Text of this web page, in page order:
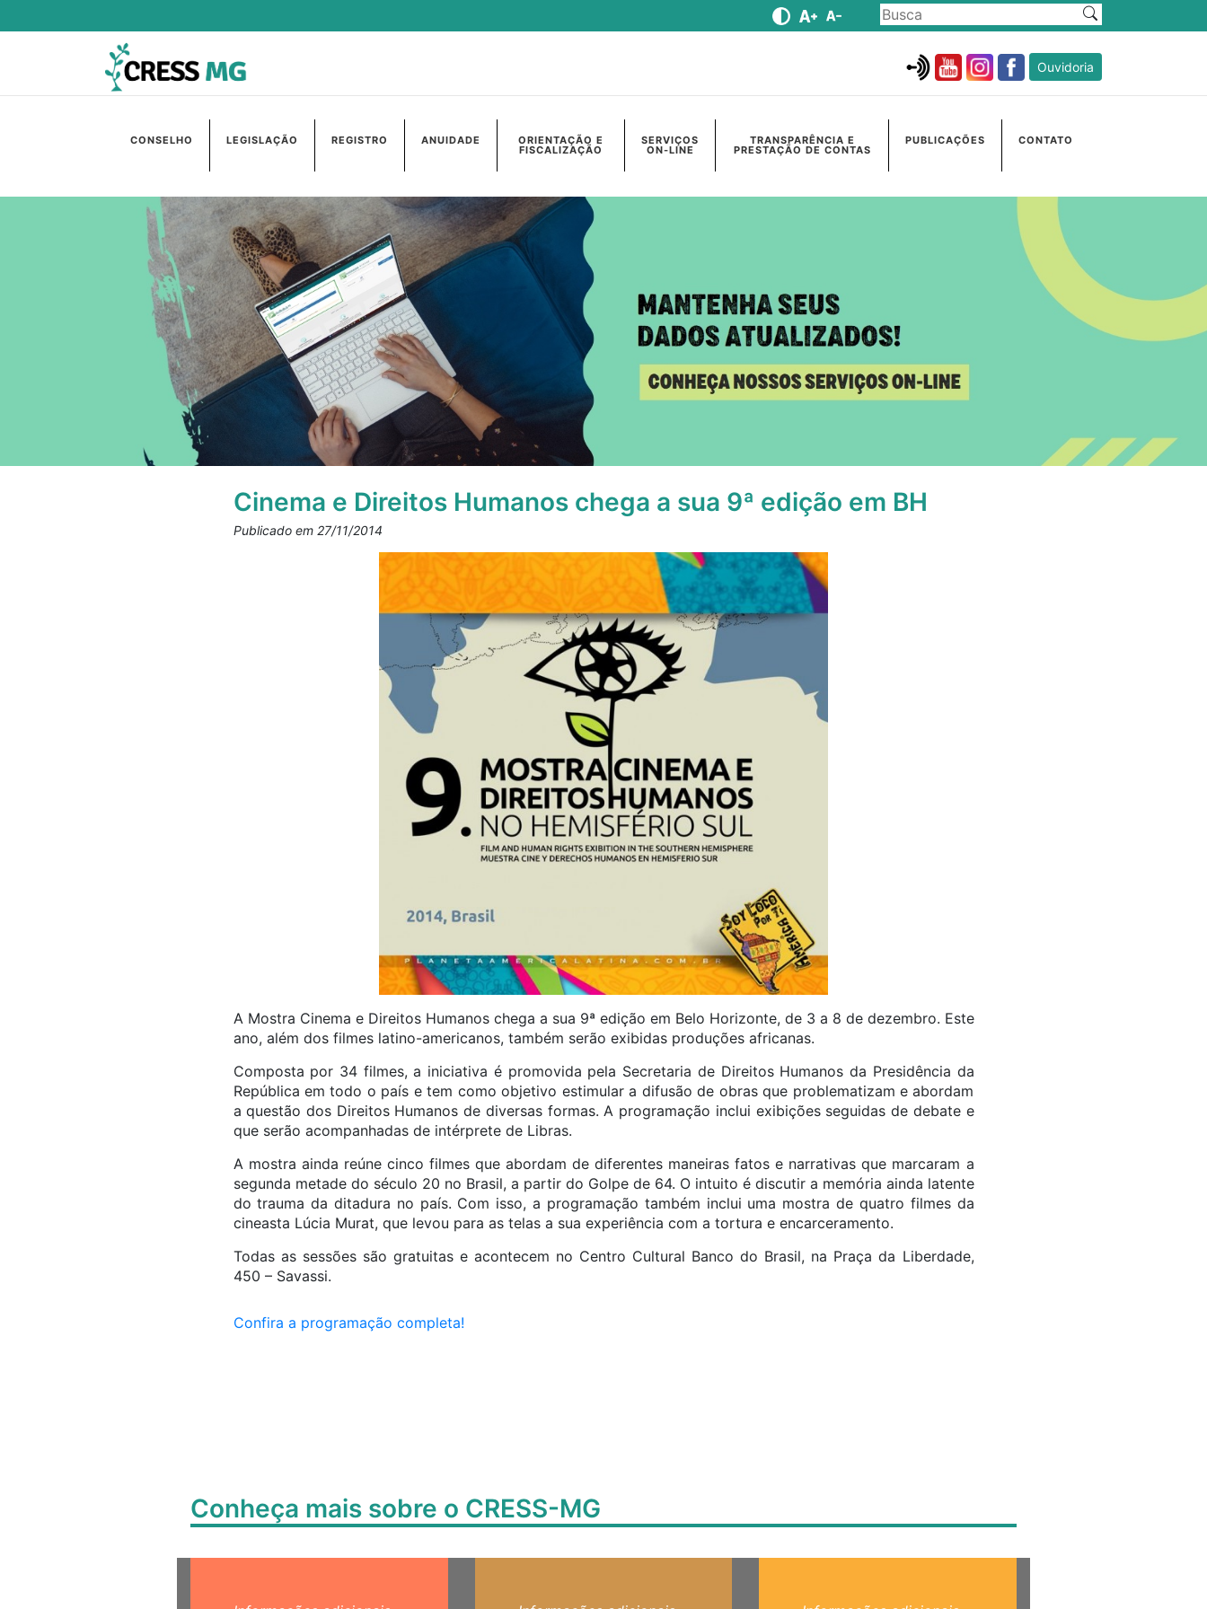
Ouvidoria
CONSELHO LEGISLAÇÃO REGISTRO ANUIDADE ORIENTAÇÃO E
FISCALIZAÇÃO
SERVIÇOS
ON-LINE
TRANSPARÊNCIA E
PRESTAÇÃO DE CONTAS
PUBLICAÇÕES CONTATO
Cinema e Direitos Humanos chega a sua 9ª edição em BH
Publicado em 27/11/2014
A Mostra Cinema e Direitos Humanos chega a sua 9ª edição em Belo Horizonte, de 3 a 8 de dezembro. Este
ano, além dos filmes latino-americanos, também serão exibidas produções africanas.
Composta por 34 filmes, a iniciativa é promovida pela Secretaria de Direitos Humanos da Presidência da
República em todo o país e tem como objetivo estimular a difusão de obras que problematizam e abordam
a questão dos Direitos Humanos de diversas formas. A programação inclui exibições seguidas de debate e
que serão acompanhadas de intérprete de Libras.
A mostra ainda reúne cinco filmes que abordam de diferentes maneiras fatos e narrativas que marcaram a
segunda metade do século 20 no Brasil, a partir do Golpe de 64. O intuito é discutir a memória ainda latente
do trauma da ditadura no país. Com isso, a programação também inclui uma mostra de quatro filmes da
cineasta Lúcia Murat, que levou para as telas a sua experiência com a tortura e encarceramento.
Todas as sessões são gratuitas e acontecem no Centro Cultural Banco do Brasil, na Praça da Liberdade,
450 – Savassi.
Confira a programação completa!
Conheça mais sobre o CRESS-MG